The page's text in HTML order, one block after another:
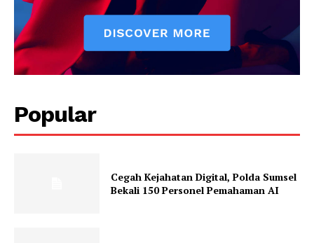
Company
Contact us
Popular
Cegah Kejahatan Digital, Polda Sumsel
Bekali 150 Personel Pemahaman AI